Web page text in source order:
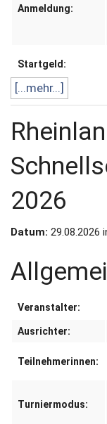
Anmeldung:
Startgeld:
[...mehr...]
2026
Datum: 29.08.2026
Veranstalter:
Ausrichter:
Teilnehmerinnen:
Turniermodus: